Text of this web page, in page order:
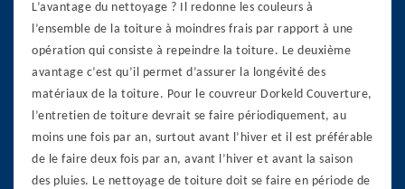
L’avantage du nettoyage ? Il redonne les couleurs à
l’ensemble de la toiture à moindres frais par rapport à une
opération qui consiste à repeindre la toiture. Le deuxième
avantage c’est qu’il permet d’assurer la longévité des
matériaux de la toiture. Pour le couvreur Dorkeld Couverture,
l’entretien de toiture devrait se faire périodiquement, au
moins une fois par an, surtout avant l’hiver et il est préférable
de le faire deux fois par an, avant l’hiver et avant la saison
des pluies. Le nettoyage de toiture doit se faire en période de